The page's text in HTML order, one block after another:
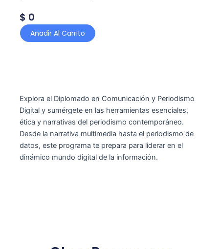
$ 0
Diplomado
en
Añadir Al Carrito
Explora el Diplomado en Comunicación y Periodismo
Digital y sumérgete en las herramientas esenciales,
ética y narrativas del periodismo contemporáneo.
Desde la narrativa multimedia hasta el periodismo de
datos, este programa te prepara para liderar en el
dinámico mundo digital de la información.